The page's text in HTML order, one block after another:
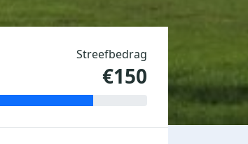
Streefbedrag
€150